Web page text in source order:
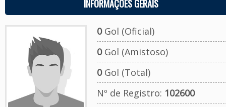
INFORMAÇÕES GERAIS
0Gol (Oficial)
0Gol (Amistoso)
0Gol (Total)
Nº de Registro: 102600